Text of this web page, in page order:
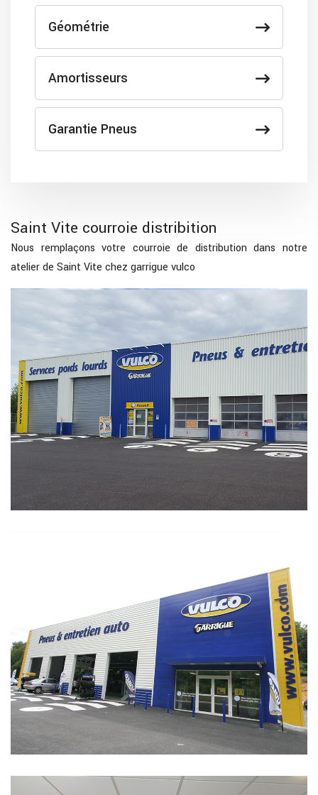
Géométrie
Amortisseurs
Garantie Pneus
Saint Vite courroie distribition
Nous remplaçons votre courroie de distribution dans notre
atelier de Saint Vite chez garrigue vulco